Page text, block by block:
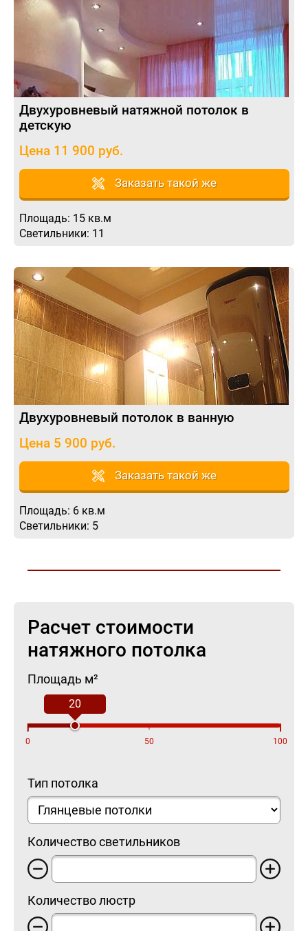
Двухуровневый натяжной потолок в
детскую
Цена 11 900 руб.
Заказать такой же
Площадь: 15 кв.м
Светильники: 11
Двухуровневый потолок в ванную
Цена 5 900 руб.
Заказать такой же
Площадь: 6 кв.м
Светильники: 5
Расчет стоимости
натяжного потолка
Площадь м²
20
0 50 100
Тип потолка
Количество светильников
Количество люстр